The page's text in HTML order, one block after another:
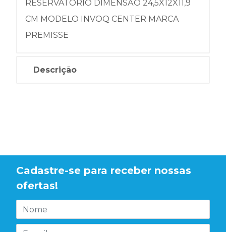
RESERVATÓRIO DIMENSÃO 24,5X12X11,9
CM MODELO INVOQ CENTER MARCA
PREMISSE
Descrição
Cadastre-se para receber nossas
ofertas!